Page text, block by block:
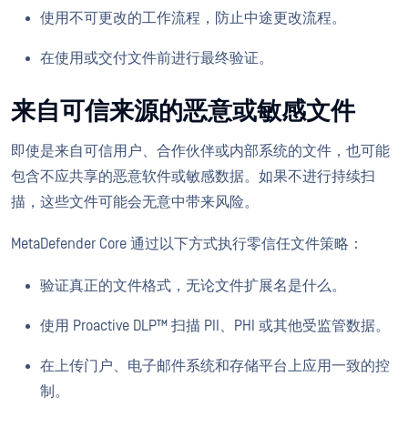
使用不可更改的工作流程，防止中途更改流程。
在使用或交付文件前进行最终验证。
来自可信来源的恶意或敏感文件
即使是来自可信用户、合作伙伴或内部系统的文件，也可能
包含不应共享的恶意软件或敏感数据。如果不进行持续扫
描，这些文件可能会无意中带来风险。
MetaDefender Core 通过以下方式执行零信任文件策略：
验证真正的文件格式，无论文件扩展名是什么。
使用 Proactive DLP™ 扫描 PII、PHI 或其他受监管数据。
在上传门户、电子邮件系统和存储平台上应用一致的控
制。